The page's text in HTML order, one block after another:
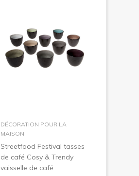
dans le panier
DÉCORATION POUR LA
MAISON
Streetfood Festival tasses
de café Cosy & Trendy
vaisselle de café